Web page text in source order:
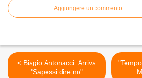
Aggiungere un commento
< Biagio Antonacci: Arriva
"Sapessi dire no"